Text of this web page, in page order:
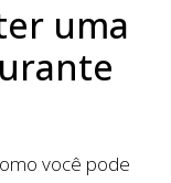
uma
você pode